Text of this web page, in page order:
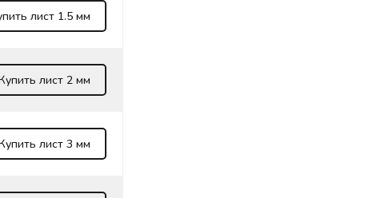
лист 1.5 мм
лист 2 мм
лист 3 мм